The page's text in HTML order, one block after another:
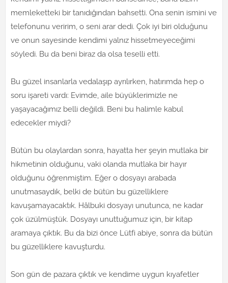
memleketteki bir tanıdığından bahsetti. Ona senin ismini ve
telefonunu veririm, o seni arar dedi. Çok iyi biri olduğunu
ve onun sayesinde kendimi yalnız hissetmeyeceğimi
söyledi. Bu da beni biraz da olsa teselli etti.
Bu güzel insanlarla vedalaşıp ayrılırken, hatırımda hep o
soru işareti vardı: Evimde, aile büyüklerimizle ne
yaşayacağımız belli değildi. Beni bu halimle kabul
edecekler miydi?
Bütün bu olaylardan sonra, hayatta her şeyin mutlaka bir
hikmetinin olduğunu, vaki olanda mutlaka bir hayır
olduğunu öğrenmiştim. Eğer o dosyayı arabada
unutmasaydık, belki de bütün bu güzelliklere
kavuşamayacaktık. Hâlbuki dosyayı unutunca, ne kadar
çok üzülmüştük. Dosyayı unuttuğumuz için, bir kitap
aramaya çıktık. Bu da bizi önce Lütfi abiye, sonra da bütün
bu güzelliklere kavuşturdu.
Son gün de pazara çıktık ve kendime uygun kıyafetler